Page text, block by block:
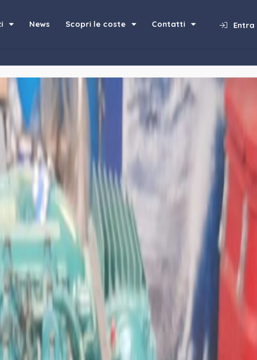
Entra
News Scopri le coste Contatti